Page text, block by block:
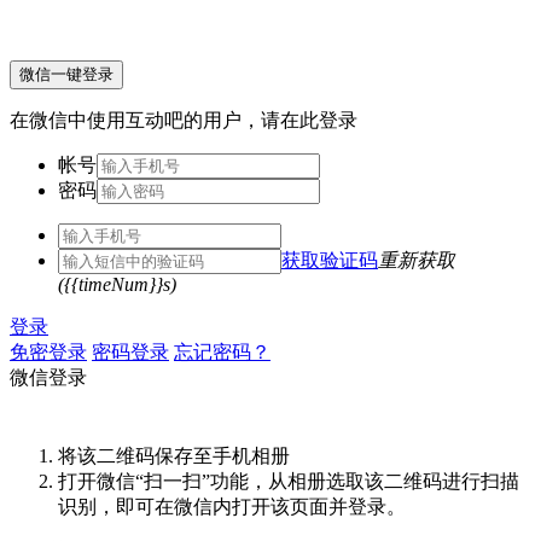
微信一键登录
在微信中使用互动吧的用户，请在此登录
帐号
密码
获取验证码重新获取
({{timeNum}}s)
登录
免密登录 密码登录 忘记密码？
微信登录
将该二维码保存至手机相册
打开微信“扫一扫”功能，从相册选取该二维码进行扫描
识别，即可在微信内打开该页面并登录。